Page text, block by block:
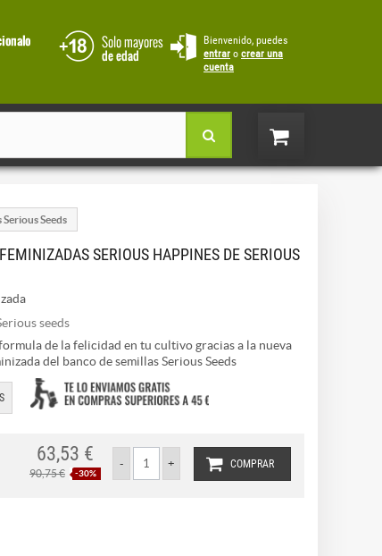
Bienvenido, puedes
entrar o crear una
cuenta
Seeds
SERIOUS HAPPINES DE SERIOUS
seeds
de la felicidad en tu cultivo gracias a la nueva
del banco de semillas Serious Seeds
COMPRAR
63,53 €
90,75 € -30%